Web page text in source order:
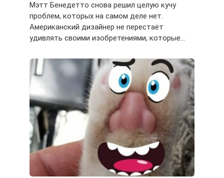
Мэтт Бенедетто снова решил целую кучу
проблем, которых на самом деле нет.
Американский дизайнер не перестаёт
удивлять своими изобретениями, которые…